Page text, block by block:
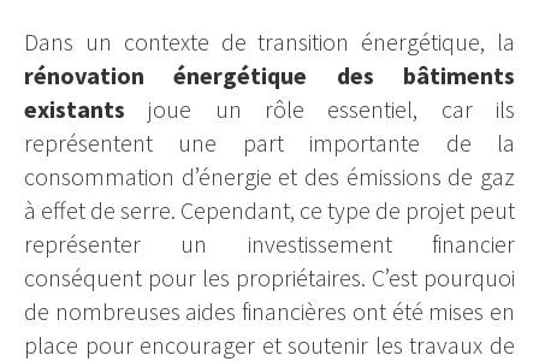
Dans un contexte de transition énergétique, la
rénovation énergétique des bâtiments
existants joue un rôle essentiel, car ils
représentent une part importante de la
consommation d’énergie et des émissions de gaz
à effet de serre. Cependant, ce type de projet peut
représenter un investissement financier
conséquent pour les propriétaires. C’est pourquoi
de nombreuses aides financières ont été mises en
place pour encourager et soutenir les travaux de